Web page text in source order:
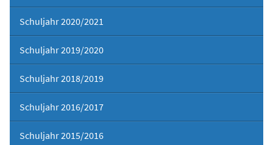
Schuljahr 2020/2021
Schuljahr 2019/2020
Schuljahr 2018/2019
Schuljahr 2016/2017
Schuljahr 2015/2016